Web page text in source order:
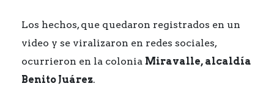
Los hechos, que quedaron registrados en un
video y se viralizaron en redes sociales,
ocurrieron en la colonia Miravalle, alcaldía
Benito Juárez.